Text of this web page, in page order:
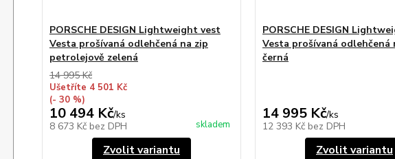
PORSCHE DESIGN Lightweight vest
Vesta prošívaná odlehčená na zip
petrolejově zelená
14 995 Kč
Ušetříte 4 501 Kč
(- 30 %)
10 494 Kč/ks
8 673 Kč bez DPH skladem
Zvolit variantu
PORSCHE DESIGN
Vesta prošívaná odlehčená
černá
14 995 Kč/ks
12 393 Kč bez DPH
Zvolit variantu